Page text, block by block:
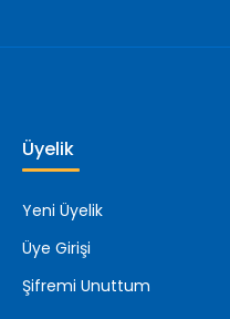
Üyelik
Yeni Üyelik
Üye Girişi
Şifremi Unuttum